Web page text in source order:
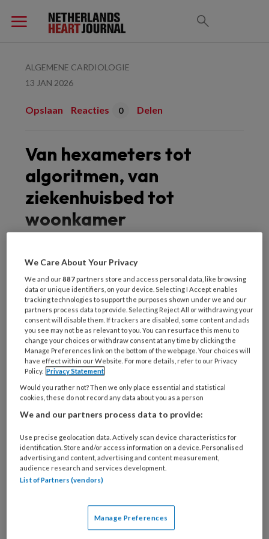
ALGEMENE CARDIOLOGIE
13 JAN 2026
Opslaan Reacties 0 Delen
Van hexameters tot
algoritmen, van
ziekenhuisbed tot
woonkamer
PREMIUM
Wilt u dit artikel lezen?
Maak eenmalig een account aan op NHJ.nl.
Artikelen van het Netherlands Heart
Journal zijn alleen toegankelijk voor
medische professionals. U kunt zich
voorschrijfbevoegdheid of een medisch
beroep of onderzoeksfunctie heeft.
Onbeperkt berichten en artikelen van
Netherlands Heart Journal lezen
We Care About Your Privacy
We and our887 partners store and access personal data, like browsing
data or unique identifiers, on your device. Selecting I Accept enables
tracking technologies to support the purposes shown under we and our
partners process data to provide. Selecting Reject All or withdrawing your
consent will disable them. If trackers are disabled, some content and ads
you see may not be as relevant to you. You can resurface this menu to
change your choices or withdraw consent at any time by clicking the
Manage Preferences link on the bottom of the webpage. Your choices will
have effect within our Website. For more details, refer to our Privacy
Policy. Privacy Statement
Would you rather not? Then we only place essential and statistical
cookies, these do not record any data about you as a person
We and our partners process data to provide:
Use precise geolocation data. Actively scan device characteristics for
identification. Store and/or access information on a device. Personalised
advertising and content, advertising and content measurement,
audience research and services development.
List of Partners (vendors)
Manage Preferences